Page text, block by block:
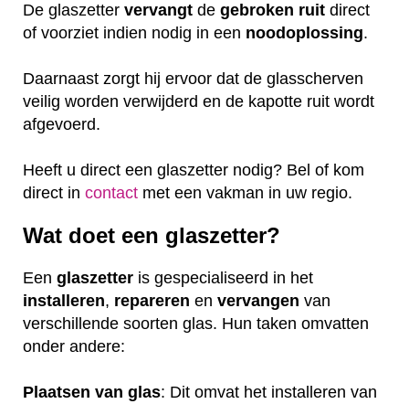
De glaszetter vervangt de gebroken ruit direct
of voorziet indien nodig in een noodoplossing.
Daarnaast zorgt hij ervoor dat de glasscherven
veilig worden verwijderd en de kapotte ruit wordt
afgevoerd.
Heeft u direct een glaszetter nodig? Bel of kom
direct in contact met een vakman in uw regio.
Wat doet een glaszetter?
Een glaszetter is gespecialiseerd in het
installeren, repareren en vervangen van
verschillende soorten glas. Hun taken omvatten
onder andere:
Plaatsen van glas: Dit omvat het installeren van